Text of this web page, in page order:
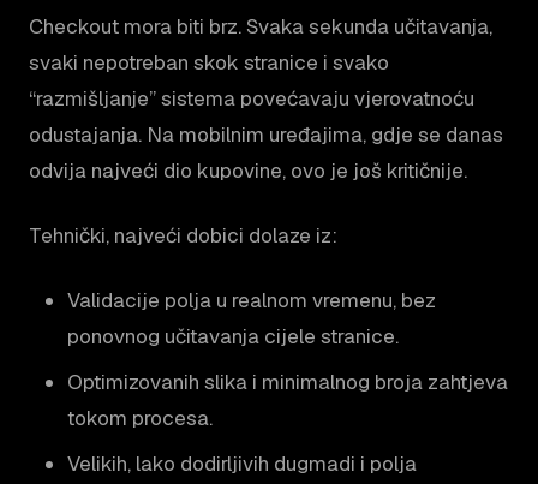
Checkout mora biti brz. Svaka sekunda učitavanja,
svaki nepotreban skok stranice i svako
“razmišljanje” sistema povećavaju vjerovatnoću
odustajanja. Na mobilnim uređajima, gdje se danas
odvija najveći dio kupovine, ovo je još kritičnije.
Tehnički, najveći dobici dolaze iz:
Validacije polja u realnom vremenu, bez
ponovnog učitavanja cijele stranice.
Optimizovanih slika i minimalnog broja zahtjeva
tokom procesa.
Velikih, lako dodirljivih dugmadi i polja